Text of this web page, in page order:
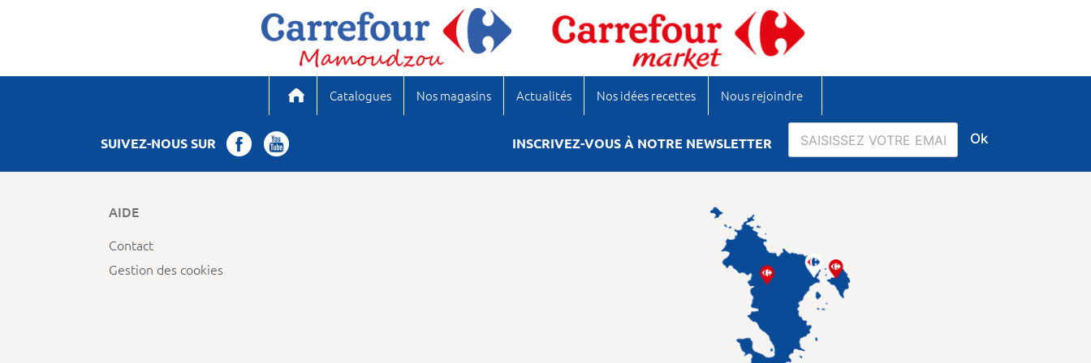
Catalogues Nos magasins Actualités Nos idées recettes Nous rejoindre
SUIVEZ-NOUS SUR INSCRIVEZ-VOUS À NOTRE NEWSLETTER Ok
AIDE
Contact
Gestion des cookies